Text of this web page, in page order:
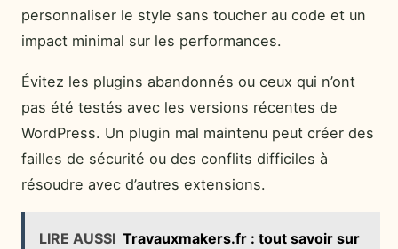
personnaliser le style sans toucher au code et un
impact minimal sur les performances.
Évitez les plugins abandonnés ou ceux qui n’ont
pas été testés avec les versions récentes de
WordPress. Un plugin mal maintenu peut créer des
failles de sécurité ou des conflits difficiles à
résoudre avec d’autres extensions.
LIRE AUSSI Travauxmakers.fr : tout savoir sur